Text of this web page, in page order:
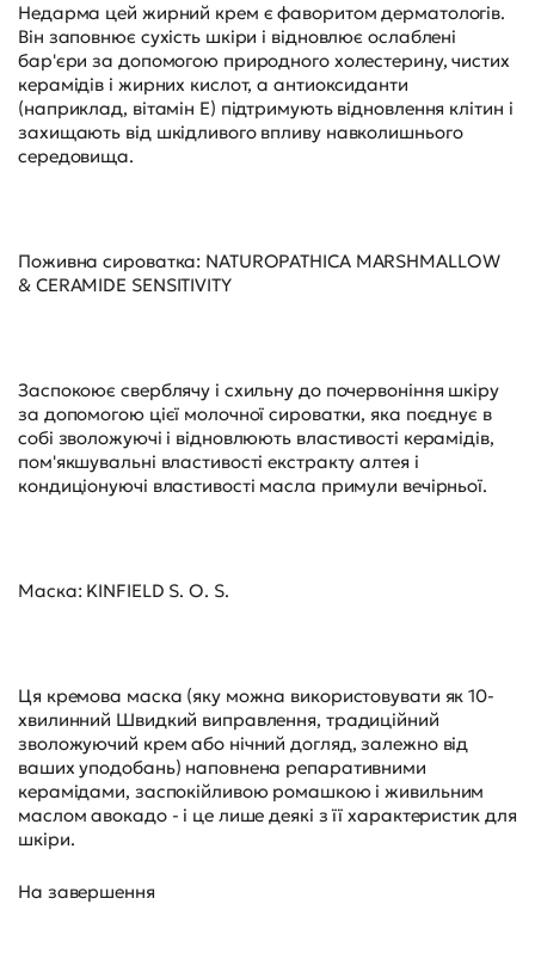
Недарма цей жирний крем є фаворитом дерматологів.
Він заповнює сухість шкіри і відновлює ослаблені
бар'єри за допомогою природного холестерину, чистих
керамідів і жирних кислот, а антиоксиданти
(наприклад, вітамін E) підтримують відновлення клітин і
захищають від шкідливого впливу навколишнього
середовища.
Поживна сироватка: NATUROPATHICA MARSHMALLOW
& CERAMIDE SENSITIVITY
Заспокоює сверблячу і схильну до почервоніння шкіру
за допомогою цієї молочної сироватки, яка поєднує в
собі зволожуючі і відновлюють властивості керамідів,
пом'якшувальні властивості екстракту алтея і
кондиціонуючі властивості масла примули вечірньої.
Маска: KINFIELD S. O. S.
Ця кремова маска (яку можна використовувати як 10-
хвилинний Швидкий виправлення, традиційний
зволожуючий крем або нічний догляд, залежно від
ваших уподобань) наповнена репаративними
керамідами, заспокійливою ромашкою і живильним
маслом авокадо - і це лише деякі з її характеристик для
шкіри.
На завершення